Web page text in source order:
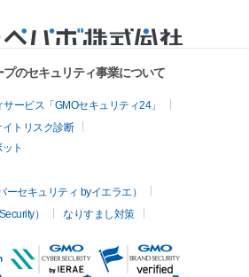
のセキュリティ事業について
ービス「GMOセキュリティ24」
イトリスク診断
ト
セキュリティ byイエラエ）
）
なりすまし対策